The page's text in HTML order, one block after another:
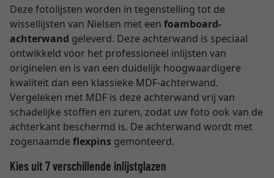
Deze fotolijsten worden in tegenstelling tot de
wissellijsten van Nielsen met een foamboard-
achterwand geleverd. Deze achterwand is speciaal
ontwikkeld voor het professioneel inlijsten van
originelen en is van een duidelijk hoogwaardigere
kwaliteit dan een klassieke MDF-achterwand.
Vergeleken met MDF is deze achterwand vrij van
schadelijke stoffen en zuren, zodat uw foto ook van de
achterkant beschermd is. De achterwand wordt met
zogenaamde flexpins gemonteerd.
Kies uit 7 verschillende inlijstglazen